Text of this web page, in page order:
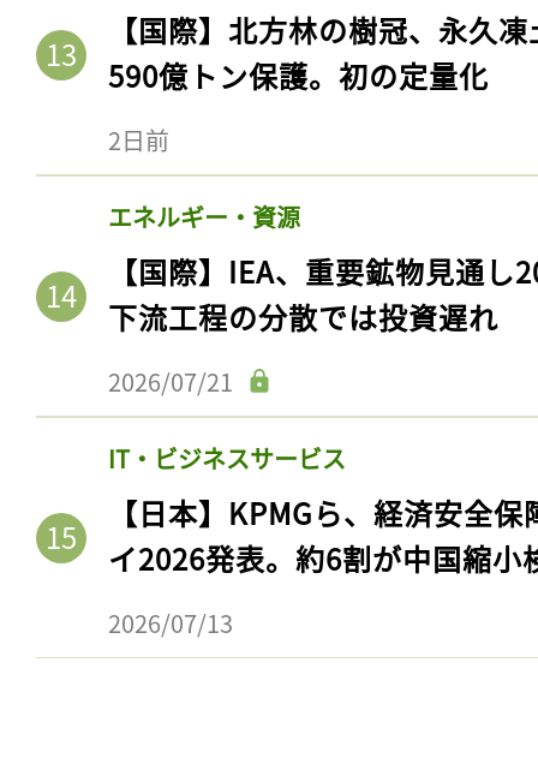
【国際】北方林の樹冠、永久
590億トン保護。初の定量化
2日前
エネルギー・資源
【国際】IEA、重要鉱物見通
下流工程の分散では投資遅れ
2026/07/21
IT・ビジネスサービス
【日本】KPMGら、経済安全
イ2026発表。約6割が中国縮小
2026/07/13
会員登録